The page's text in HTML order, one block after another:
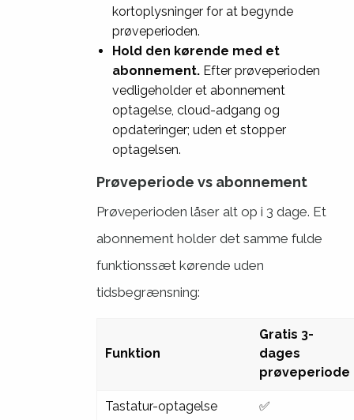
kortoplysninger for at begynde
prøveperioden.
Hold den kørende med et
abonnement. Efter prøveperioden
vedligeholder et abonnement
optagelse, cloud-adgang og
opdateringer; uden et stopper
optagelsen.
Prøveperiode vs abonnement
Prøveperioden låser alt op i 3 dage. Et
abonnement holder det samme fulde
funktionssæt kørende uden
tidsbegrænsning:
Funktion
Gratis 3-
dages
prøveperiode
Tastatur-optagelse ✅